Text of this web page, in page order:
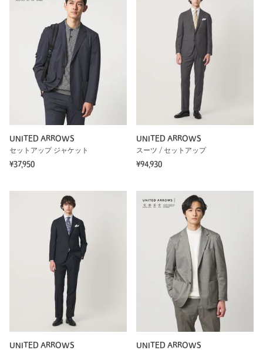
UNITED ARROWS
セットアップ ジャケット
¥37,950
UNITED ARROWS
スーツ / セットアップ
¥94,930
UNITED ARROWS
UNITED ARROWS